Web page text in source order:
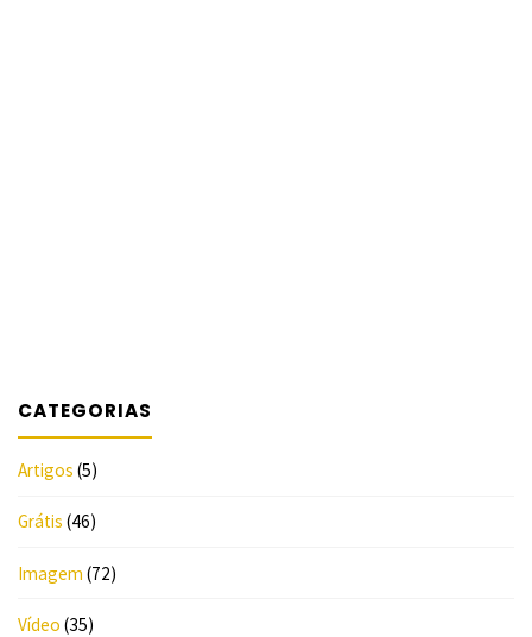
CATEGORIAS
Artigos (5)
Grátis (46)
Imagem (72)
Vídeo (35)